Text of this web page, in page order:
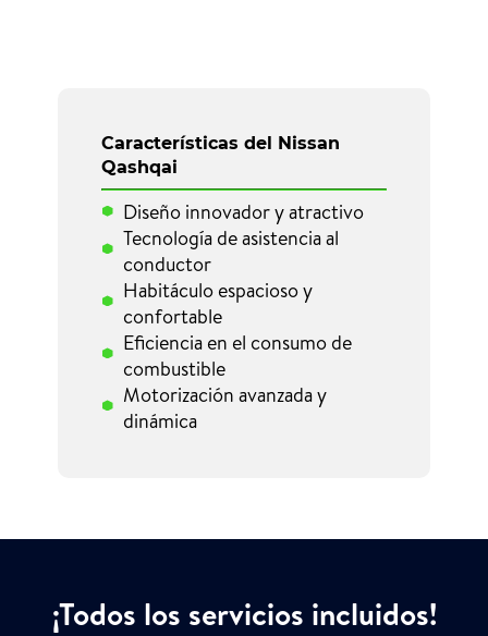
Características del Nissan
Qashqai
Diseño innovador y atractivo
Tecnología de asistencia al
conductor
Habitáculo espacioso y
confortable
Eficiencia en el consumo de
combustible
Motorización avanzada y
dinámica
¡Todos los servicios incluidos!